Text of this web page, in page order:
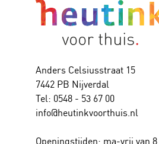
Anders Celsiusstraat 15
7442 PB Nijverdal
Tel: 0548 - 53 67 00
info@heutinkvoorthuis.nl
Openingstijden: ma-vrij van